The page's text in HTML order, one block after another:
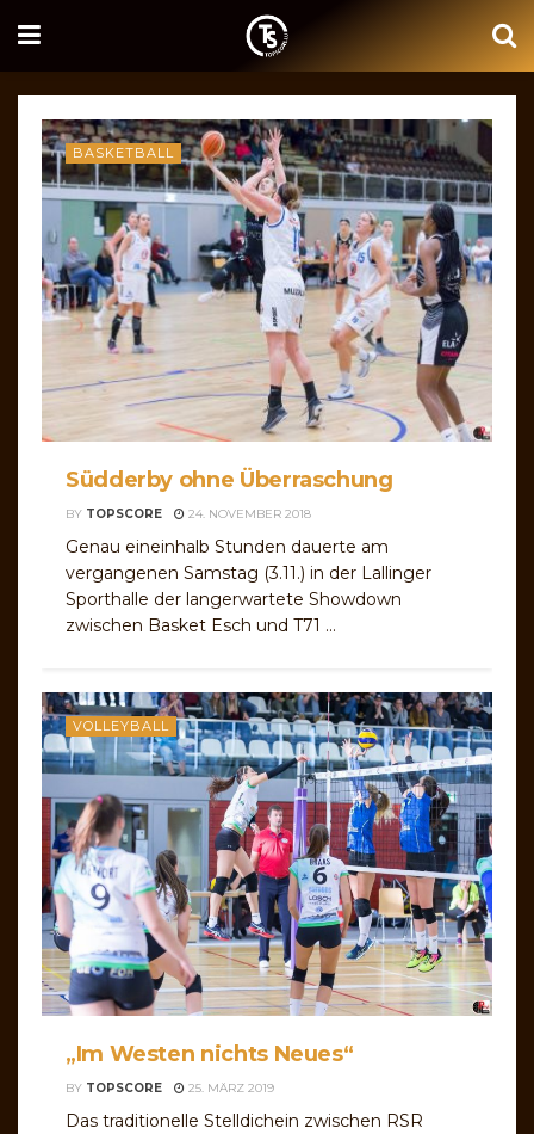
BASKETBALL
Südderby ohne Überraschung
BY TOPSCORE 24. NOVEMBER 2018
Genau eineinhalb Stunden dauerte am
vergangenen Samstag (3.11.) in der Lallinger
Sporthalle der langerwartete Showdown
zwischen Basket Esch und T71 ...
VOLLEYBALL
„Im Westen nichts Neues“
BY TOPSCORE 25. MÄRZ 2019
Das traditionelle Stelldichein zwischen RSR